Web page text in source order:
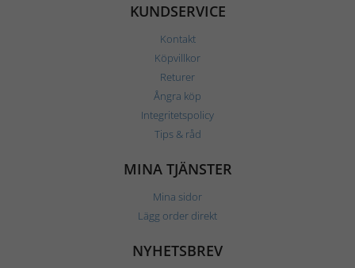
KUNDSERVICE
Kontakt
Köpvillkor
Returer
Ångra köp
Integritetspolicy
Tips & råd
MINA TJÄNSTER
Mina sidor
Lägg order direkt
NYHETSBREV